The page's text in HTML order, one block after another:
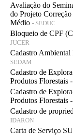
Avaliação do
do Projeto
Médio - SEDUC
Bloqueio de CPF
JUCER
Cadastro
SEDAM
Cadastro de
Produtos Florestais
Cadastro de
Produtos Florestais
Cadastro de
IDARON
Carta de Serviço